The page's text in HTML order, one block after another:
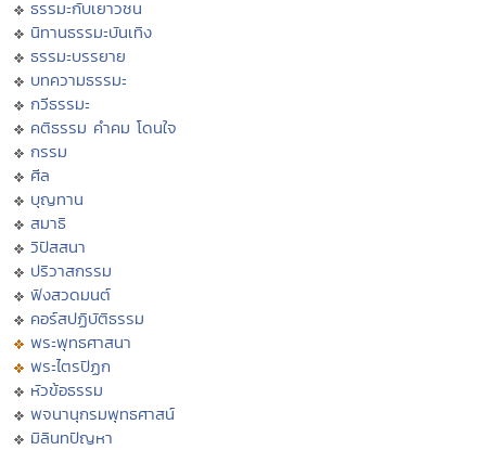
ธรรมะกับเยาวชน
นิทานธรรมะบันเทิง
ธรรมะบรรยาย
บทความธรรมะ
กวีธรรมะ
คติธรรม คำคม โดนใจ
กรรม
ศีล
บุญทาน
สมาธิ
วิปัสสนา
ปริวาสกรรม
ฟังสวดมนต์
คอร์สปฏิบัติธรรม
พระพุทธศาสนา
พระไตรปิฏก
หัวข้อธรรม
พจนานุกรมพุทธศาสน์
มิลินทปัญหา